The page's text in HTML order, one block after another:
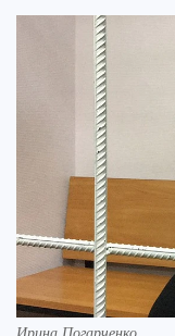
Ирина Погарченко